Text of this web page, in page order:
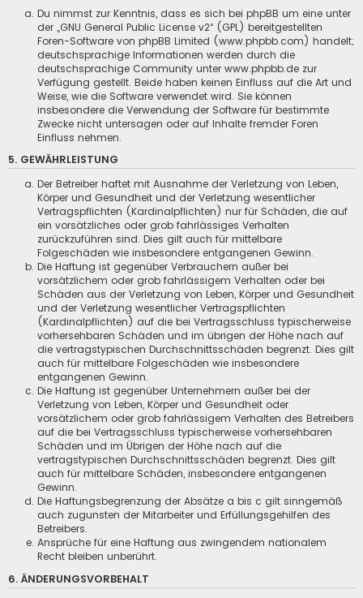
Du nimmst zur Kenntnis, dass es sich bei phpBB um eine unter
der „GNU General Public License v2“ (GPL) bereitgestellten
Foren-Software von phpBB Limited (www.phpbb.com) handelt;
deutschsprachige Informationen werden durch die
deutschsprachige Community unter www.phpbb.de zur
Verfügung gestellt. Beide haben keinen Einfluss auf die Art und
Weise, wie die Software verwendet wird. Sie können
insbesondere die Verwendung der Software für bestimmte
Zwecke nicht untersagen oder auf Inhalte fremder Foren
Einfluss nehmen.
5. GEWÄHRLEISTUNG
Der Betreiber haftet mit Ausnahme der Verletzung von Leben,
Körper und Gesundheit und der Verletzung wesentlicher
Vertragspflichten (Kardinalpflichten) nur für Schäden, die auf
ein vorsätzliches oder grob fahrlässiges Verhalten
zurückzuführen sind. Dies gilt auch für mittelbare
Folgeschäden wie insbesondere entgangenen Gewinn.
Die Haftung ist gegenüber Verbrauchern außer bei
vorsätzlichem oder grob fahrlässigem Verhalten oder bei
Schäden aus der Verletzung von Leben, Körper und Gesundheit
und der Verletzung wesentlicher Vertragspflichten
(Kardinalpflichten) auf die bei Vertragsschluss typischerweise
vorhersehbaren Schäden und im übrigen der Höhe nach auf
die vertragstypischen Durchschnittsschäden begrenzt. Dies gilt
auch für mittelbare Folgeschäden wie insbesondere
entgangenen Gewinn.
Die Haftung ist gegenüber Unternehmern außer bei der
Verletzung von Leben, Körper und Gesundheit oder
vorsätzlichem oder grob fahrlässigem Verhalten des Betreibers
auf die bei Vertragsschluss typischerweise vorhersehbaren
Schäden und im Übrigen der Höhe nach auf die
vertragstypischen Durchschnittsschäden begrenzt. Dies gilt
auch für mittelbare Schäden, insbesondere entgangenen
Gewinn.
Die Haftungsbegrenzung der Absätze a bis c gilt sinngemäß
auch zugunsten der Mitarbeiter und Erfüllungsgehilfen des
Betreibers.
Ansprüche für eine Haftung aus zwingendem nationalem
Recht bleiben unberührt.
6. ÄNDERUNGSVORBEHALT